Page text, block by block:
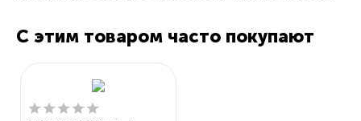
С этим товаром часто покупают